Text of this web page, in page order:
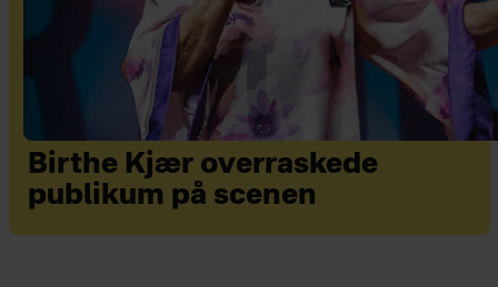
Birthe Kjær overraskede
publikum på scenen